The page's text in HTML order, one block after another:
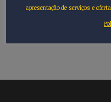
apresentação de serviços e